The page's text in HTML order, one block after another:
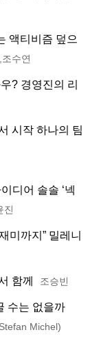
액티비즘 덮으
수연
? 경영진의 리
시작 하나의 팀
디어 솔솔 ‘넥
진
미까지” 밀레니
함께 조승빈
수는 없을까
Michel)